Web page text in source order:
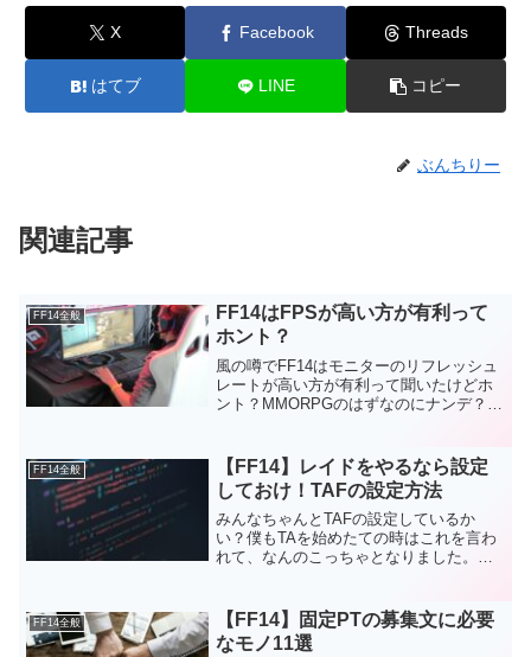
X Facebook Threads
はてブ LINE コピー
ぶんちりー
関連記事
FF14全般
FF14はFPSが高い方が有利って
ホント？
風の噂でFF14はモニターのリフレッシュ
レートが高い方が有利って聞いたけどホ
ント？MMORPGのはずなのにナンデ？お
についてご紹介していきます！筆者プロ
フィールFF1...
FF14全般
【FF14】レイドをやるなら設定
しておけ！TAFの設定方法
みんなちゃんとTAFの設定しているか
い？僕もTAを始めたての時はこれを言わ
れて、なんのこっちゃとなりました。で
が回せるので必見です！筆者プロフィー
ルFF14を約8年間プ...
FF14全般
【FF14】固定PTの募集文に必要
なモノ11選